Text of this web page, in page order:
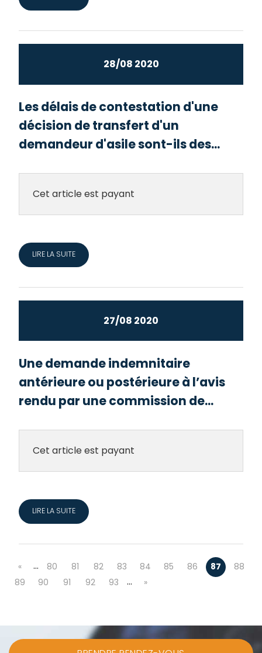
28/08 2020
Les délais de contestation d'une
décision de transfert d'un
demandeur d'asile sont-ils des...
Cet article est payant
LIRE LA SUITE
27/08 2020
Une demande indemnitaire
antérieure ou postérieure à l’avis
rendu par une commission de...
Cet article est payant
LIRE LA SUITE
« … 80 81 82 83 84 85 86 87
88
89
90 91 92 93 … »